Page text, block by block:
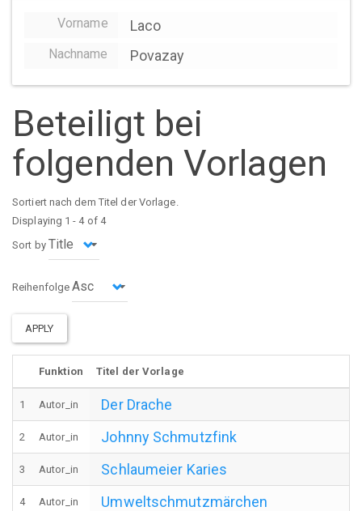
Vorname Laco
Nachname Povazay
Beteiligt bei
folgenden Vorlagen
Sortiert nach dem Titel der Vorlage.
Displaying 1 - 4 of 4
Sort by
Reihenfolge
APPLY
Funktion Titel der Vorlage
1 Autor_in Der Drache
2 Autor_in Johnny Schmutzfink
3 Autor_in Schlaumeier Karies
4 Autor_in Umweltschmutzmärchen